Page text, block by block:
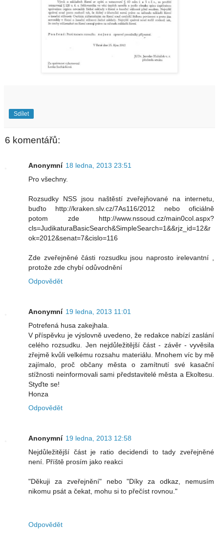
Sdílet
6 komentářů:
Anonymní 18 ledna, 2013 23:51
Pro všechny.
Rozsudky NSS jsou naštěstí zveřejňované na internetu,
buďto http://kraken.slv.cz/7As116/2012 nebo oficiálně
potom zde http://www.nssoud.cz/main0col.aspx?
cls=JudikaturaBasicSearch&SimpleSearch=1&&rjz_id=12&r
ok=2012&senat=7&cislo=116
Zde zveřejněné části rozsudku jsou naprosto irelevantní ,
protože zde chybí odůvodnění
Odpovědět
Anonymní 19 ledna, 2013 11:01
Potrefená husa zakejhala.
V příspěvku je výslovně uvedeno, že redakce nabízí zaslání
celého rozsudku. Jen nejdůležitější část - závěr - vyvěsila
zřejmě kvůli velkému rozsahu materiálu. Mnohem víc by mě
zajímalo, proč občany města o zamítnutí své kasační
stížnosti neinformovali sami představitelé města a Ekoltesu.
Styďte se!
Honza
Odpovědět
Anonymní 19 ledna, 2013 12:58
Nejdůležitější část je ratio decidendi to tady zveřejněné
není. Příště prosím jako reakci
"Děkuji za zveřejnění" nebo "Díky za odkaz, nemusím
nikomu psát a čekat, mohu si to přečíst rovnou."
Odpovědět